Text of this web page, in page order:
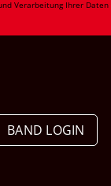
Verarbeitung Ihrer
BAND LOGIN